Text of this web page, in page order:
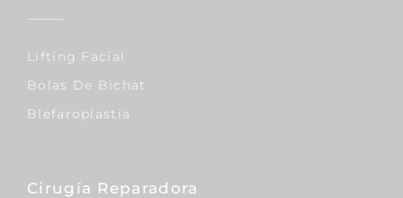
Lifting Facial
Bolas De Bichat
Blefaroplastia
Cirugía Reparadora